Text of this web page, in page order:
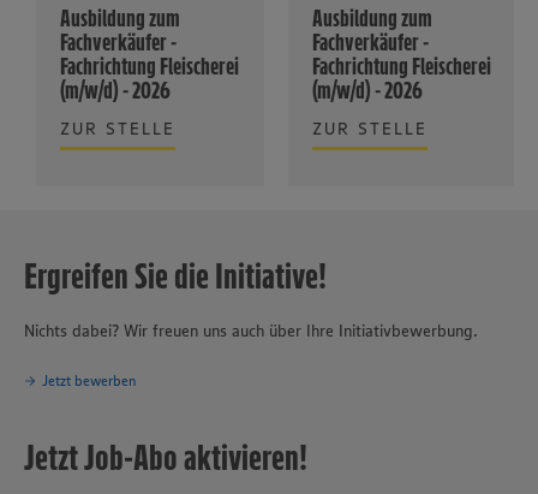
Ausbildung zum
Fachverkäufer -
Fachrichtung Fleischerei
(m/w/d) - 2026
ZUR STELLE
Ausbildung zum
Fachverkäufer -
Fachrichtung Fleischerei
(m/w/d) - 2026
ZUR STELLE
Ergreifen Sie die Initiative!
Nichts dabei? Wir freuen uns auch über Ihre Initiativbewerbung.
Jetzt bewerben
Jetzt Job-Abo aktivieren!